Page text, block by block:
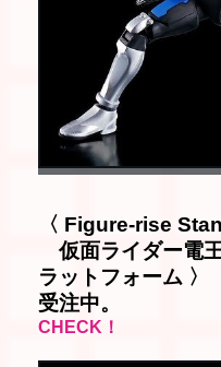
〈 Figure-rise
仮面ライダー電
ラットフォーム 〉
受注中。
CHECK！